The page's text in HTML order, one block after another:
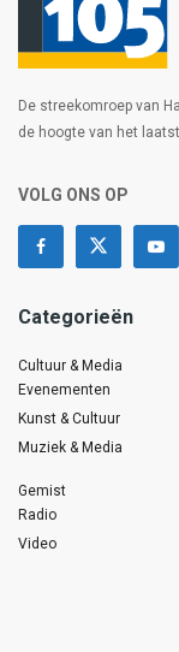
De streekomroep van
de hoogte van het
VOLG ONS OP
Categorieën
Cultuur & Media
Evenementen
Kunst & Cultuur
Muziek & Media
Gemist
Radio
Video